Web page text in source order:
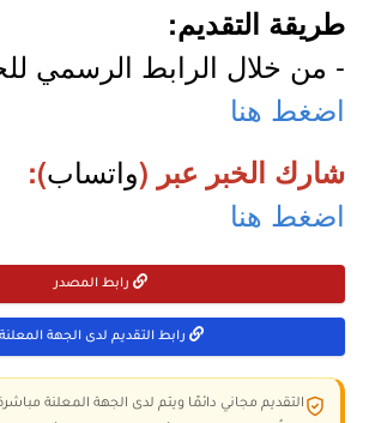
طريقة التقديم:
- من خلال الرابط الرسمي
اضغط هنا
شارك الخبر عبر (واتساب):
اضغط هنا
رابط المصدر
رابط التقديم لدى الجهة المعلنة
التقديم مجاني دائمًا ويتم لدى الجهة المعلنة